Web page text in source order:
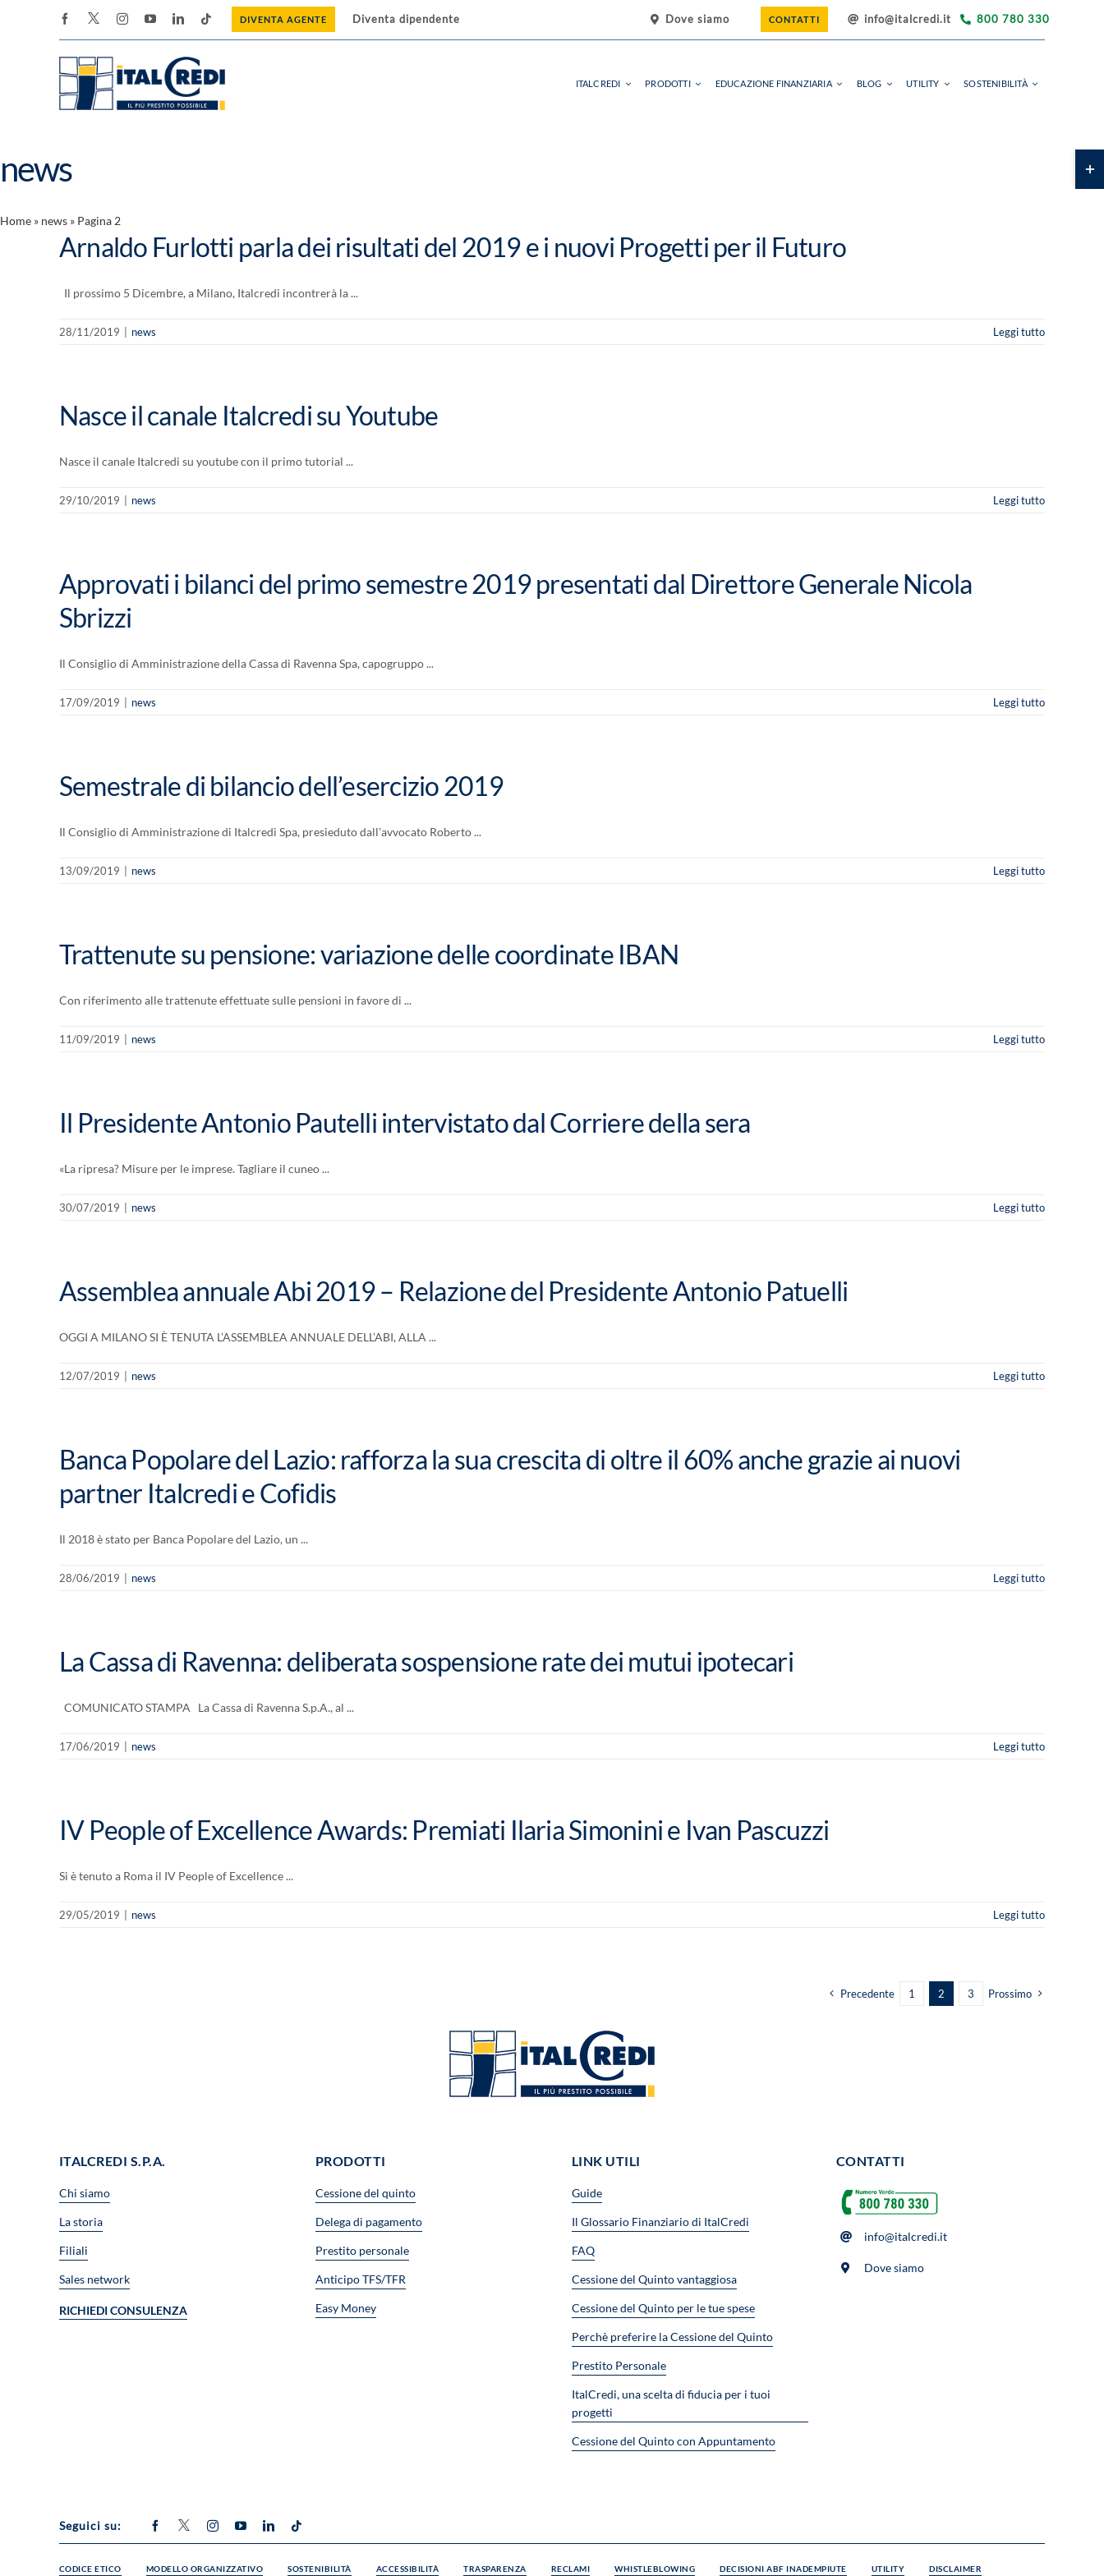
DIVENTA AGENTE Diventa dipendente Dove siamo CONTATTI info@italcredi.it 800 780 330
ITALCREDI
Pensionati, facciamo parte del Gruppo Bancario La Cassa di
AGENZIE
PRODOTTI EDUCAZIONE FINANZIARIA BLOG UTILITY SOSTENIBILITÀ
news
Home » news » Pagina 2
Arnaldo Furlotti parla dei risultati del 2019 e i nuovi Progetti per il Futuro
Il prossimo 5 Dicembre, a Milano, Italcredi incontrerà la ...
28/11/2019 | news Leggi tutto
Nasce il canale Italcredi su Youtube
Nasce il canale Italcredi su youtube con il primo tutorial ...
29/10/2019 | news Leggi tutto
Approvati i bilanci del primo semestre 2019 presentati dal Direttore Generale Nicola
Sbrizzi
Il Consiglio di Amministrazione della Cassa di Ravenna Spa, capogruppo ...
17/09/2019 | news Leggi tutto
Semestrale di bilancio dell’esercizio 2019
Il Consiglio di Amministrazione di Italcredi Spa, presieduto dall'avvocato Roberto ...
13/09/2019 | news Leggi tutto
Trattenute su pensione: variazione delle coordinate IBAN
Con riferimento alle trattenute effettuate sulle pensioni in favore di ...
11/09/2019 | news Leggi tutto
Il Presidente Antonio Pautelli intervistato dal Corriere della sera
«La ripresa? Misure per le imprese. Tagliare il cuneo ...
30/07/2019 | news Leggi tutto
Assemblea annuale Abi 2019 – Relazione del Presidente Antonio Patuelli
OGGI A MILANO SI È TENUTA L’ASSEMBLEA ANNUALE DELL’ABI, ALLA ...
12/07/2019 | news Leggi tutto
Banca Popolare del Lazio: rafforza la sua crescita di oltre il 60% anche grazie ai nuovi
partner Italcredi e Cofidis
Il 2018 è stato per Banca Popolare del Lazio, un ...
28/06/2019 | news Leggi tutto
La Cassa di Ravenna: deliberata sospensione rate dei mutui ipotecari
COMUNICATO STAMPA La Cassa di Ravenna S.p.A., al ...
17/06/2019 | news Leggi tutto
IV People of Excellence Awards: Premiati Ilaria Simonini e Ivan Pascuzzi
Si è tenuto a Roma il IV People of Excellence ...
29/05/2019 | news Leggi tutto
Precedente 1 2 3 Prossimo
ITALCREDI S.P.A.
Chi siamo
La storia
Filiali
Sales network
RICHIEDI CONSULENZA
PRODOTTI
Cessione del quinto
Delega di pagamento
Prestito personale
Anticipo TFS/TFR
Easy Money
LINK UTILI
Guide
Il Glossario Finanziario di ItalCredi
FAQ
Cessione del Quinto vantaggiosa
Cessione del Quinto per le tue spese
Perchè preferire la Cessione del Quinto
Prestito Personale
ItalCredi, una scelta di fiducia per i tuoi
progetti
Cessione del Quinto con Appuntamento
CONTATTI
info@italcredi.it
Dove siamo
Seguici su:
CODICE ETICO MODELLO ORGANIZZATIVO SOSTENIBILITÀ ACCESSIBILITÀ TRASPARENZA RECLAMI WHISTLEBLOWING DECISIONI ABF INADEMPIUTE UTILITY DISCLAIMER
area
barra